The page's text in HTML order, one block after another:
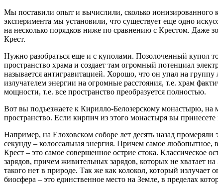
Мы поставили опыт и вычислили, сколько ионизированного
эксперимента мы установили, что существует еще одно
на несколько порядков ниже по сравнению с Крестом. Даже
Крест.
Нужно разобраться еще и с куполами. Позолоченный купол
пространство храма и создает там огромный потенциал
называется антигравитацией. Хорошо, что он упал на
излучателем энергии на огромные расстояния, т.е. храм
мощности, т.е. все пространство преобразуется полностью.
Вот вы подъезжаете к Кирилло-Белозерскому монастырю, на
пространство. Если кирпич из этого монастыря вы
Например, на Елоховском соборе лет десять назад
секунду – колоссальная энергия. Причем самое любопытное,
Крест – это самое совершенное острие стока. Классическое
зарядов, причем живительных зарядов, которых не хватает
такого нет в природе. Так же как колокол, который излучает
биосфера – это единственное место на Земле, в пределах